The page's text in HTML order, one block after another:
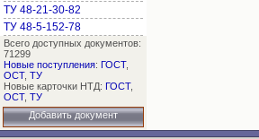
ТУ 48-21-30-82
ТУ 48-5-152-78
Всего доступных документов:
71299
Новые поступления: ГОСТ,
ОСТ, ТУ
Новые карточки НТД: ГОСТ,
ОСТ, ТУ
Добавить документ